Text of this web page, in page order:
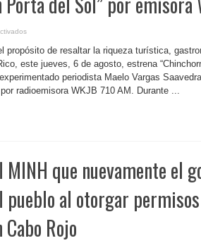
del
embalse
Rico-
Periodista
Maelo
Vargas
estrena
programa
710
AM
propósito de resaltar la riqueza turística,
este jueves, 6 de agosto, estrena
periodista Maelo Vargas
radioemisora WKJB 710 AM. Durante ...
MINH que nuevamente el
pueblo al otorgar
Rojo